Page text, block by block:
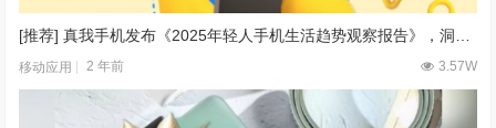
移动应用 2 年前 3.57W